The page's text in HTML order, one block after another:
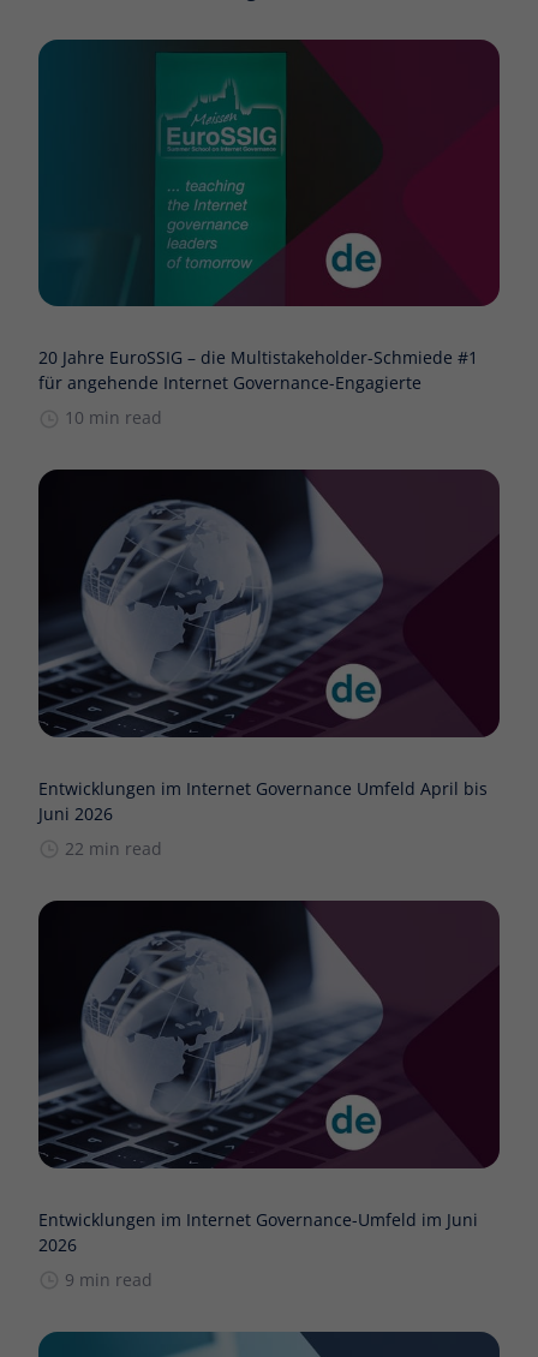
20 Jahre EuroSSIG – die Multistakeholder-Schmiede #1
für angehende Internet Governance-Engagierte
10 min read
Entwicklungen im Internet Governance Umfeld April bis
Juni 2026
22 min read
Entwicklungen im Internet Governance-Umfeld im Juni
2026
9 min read